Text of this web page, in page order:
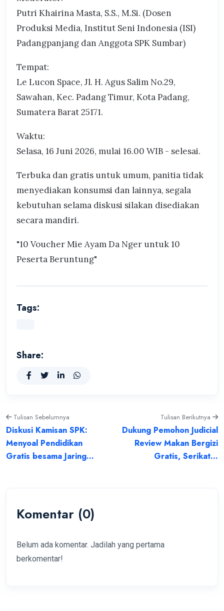
Putri Khairina Masta, S.S., M.Si. (Dosen
Produksi Media, Institut Seni Indonesia (ISI)
Padangpanjang dan Anggota SPK Sumbar)
Tempat:
Le Lucon Space, Jl. H. Agus Salim No.29,
Sawahan, Kec. Padang Timur, Kota Padang,
Sumatera Barat 25171.
Waktu:
Selasa, 16 Juni 2026, mulai 16.00 WIB - selesai.
Terbuka dan gratis untuk umum, panitia tidak
menyediakan konsumsi dan lainnya, segala
kebutuhan selama diskusi silakan disediakan
secara mandiri.
"10 Voucher Mie Ayam Da Nger untuk 10
Peserta Beruntung"
Tags:
Share:
Tulisan Sebelumnya
Diskusi Kamisan SPK:
Menyoal Pendidikan
Gratis besama Jaring...
Tulisan Berikutnya
Dukung Pemohon Judicial
Review Makan Bergizi
Gratis, Serikat...
Komentar (0)
Belum ada komentar. Jadilah yang pertama
berkomentar!